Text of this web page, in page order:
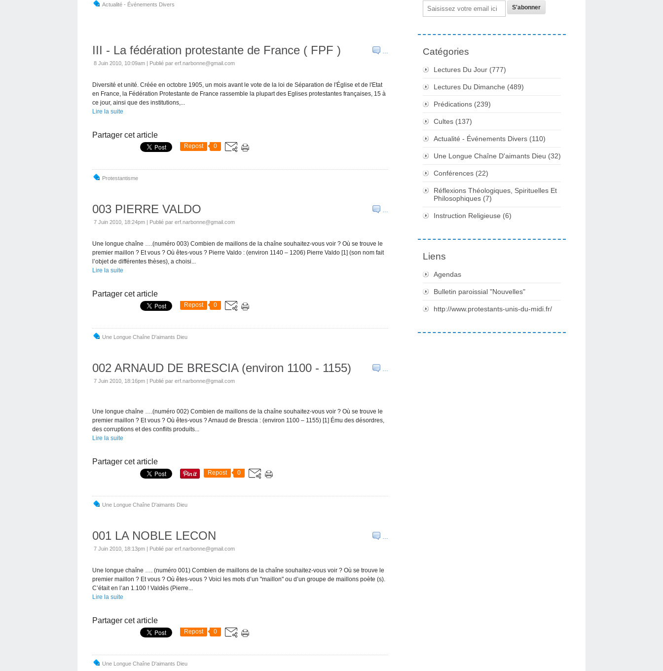
Actualité - Événements Divers
…
III - La fédération protestante de France ( FPF )
8 Juin 2010, 10:09am | Publié par erf.narbonne@gmail.com
Diversité et unité. Créée en octobre 1905, un mois avant le vote de la loi de Séparation de l'Église et de l'Etat
en France, la Fédération Protestante de France rassemble la plupart des Eglises protestantes françaises, 15 à
ce jour, ainsi que des institutions,...
Lire la suite
Partager cet article
Repost 0
Protestantisme
…
003 PIERRE VALDO
7 Juin 2010, 18:24pm | Publié par erf.narbonne@gmail.com
Une longue chaîne ….(numéro 003) Combien de maillons de la chaîne souhaitez-vous voir ? Où se trouve le
premier maillon ? Et vous ? Où êtes-vous ? Pierre Valdo : (environ 1140 – 1206) Pierre Valdo [1] (son nom fait
l’objet de différentes thèses), a choisi...
Lire la suite
Partager cet article
Repost 0
Une Longue Chaîne D'aimants Dieu
…
002 ARNAUD DE BRESCIA (environ 1100 - 1155)
7 Juin 2010, 18:16pm | Publié par erf.narbonne@gmail.com
Une longue chaîne ….(numéro 002) Combien de maillons de la chaîne souhaitez-vous voir ? Où se trouve le
premier maillon ? Et vous ? Où êtes-vous ? Arnaud de Brescia : (environ 1100 – 1155) [1] Ému des désordres,
des corruptions et des conflits produits...
Lire la suite
Partager cet article
Repost 0
Une Longue Chaîne D'aimants Dieu
…
001 LA NOBLE LECON
7 Juin 2010, 18:13pm | Publié par erf.narbonne@gmail.com
Une longue chaîne …. (numéro 001) Combien de maillons de la chaîne souhaitez-vous voir ? Où se trouve le
premier maillon ? Et vous ? Où êtes-vous ? Voici les mots d’un "maillon" ou d’un groupe de maillons poète (s).
C’était en l’an 1.100 ! Valdès (Pierre...
Lire la suite
Partager cet article
Repost 0
Une Longue Chaîne D'aimants Dieu
Email
Catégories
Lectures Du Jour (777)
Lectures Du Dimanche (489)
Prédications (239)
Cultes (137)
Actualité - Événements Divers (110)
Une Longue Chaîne D'aimants Dieu (32)
Conférences (22)
Réflexions Théologiques, Spirituelles Et
Philosophiques (7)
Instruction Religieuse (6)
Liens
Agendas
Bulletin paroissial "Nouvelles"
http://www.protestants-unis-du-midi.fr/